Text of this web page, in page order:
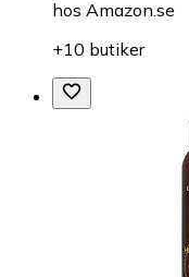
hos Amazon.se
+10 butiker